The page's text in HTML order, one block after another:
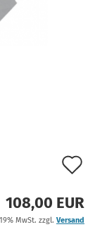
108,00 EUR
MwSt. zzgl. Versand